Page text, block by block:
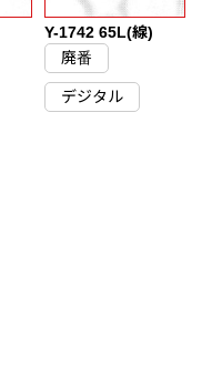
Y-1742 65L(線)
廃番
デジタル